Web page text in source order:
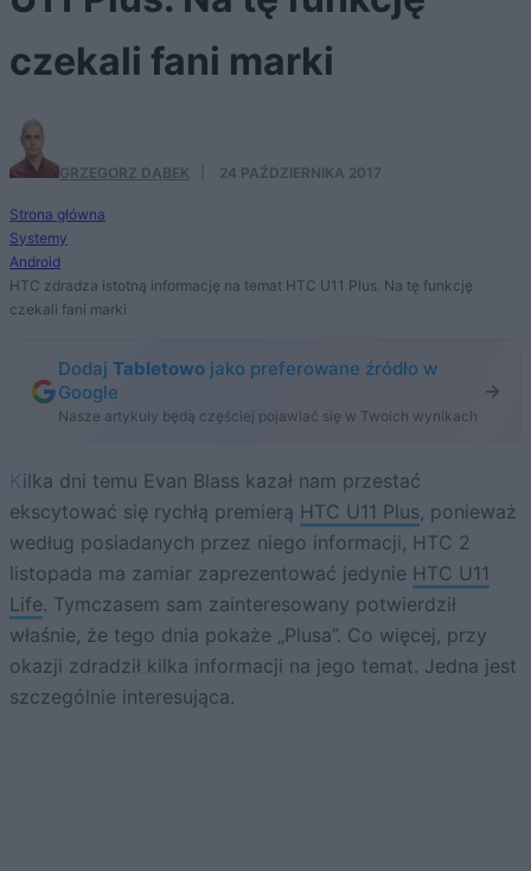
czekali fani marki
GRZEGORZ DĄBEK 24 PAŹDZIERNIKA 2017
Strona główna
Systemy
Android
HTC zdradza istotną informację na temat HTC U11 Plus. Na tę funkcję
czekali fani marki
Dodaj Tabletowo jako preferowane źródło w
Google
Nasze artykuły będą częściej pojawiać się w Twoich wynikach
Kilka dni temu Evan Blass kazał nam przestać
ekscytować się rychłą premierą HTC U11 Plus, ponieważ
według posiadanych przez niego informacji, HTC 2
listopada ma zamiar zaprezentować jedynie HTC U11
Life. Tymczasem sam zainteresowany potwierdził
właśnie, że tego dnia pokaże „Plusa”. Co więcej, przy
okazji zdradził kilka informacji na jego temat. Jedna jest
szczególnie interesująca.